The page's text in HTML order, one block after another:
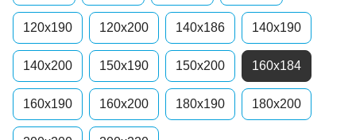
120x190 120x200 140х186 140x190
140x200 150x190 150x200 160х184
160x190 160x200 180x190 180x200